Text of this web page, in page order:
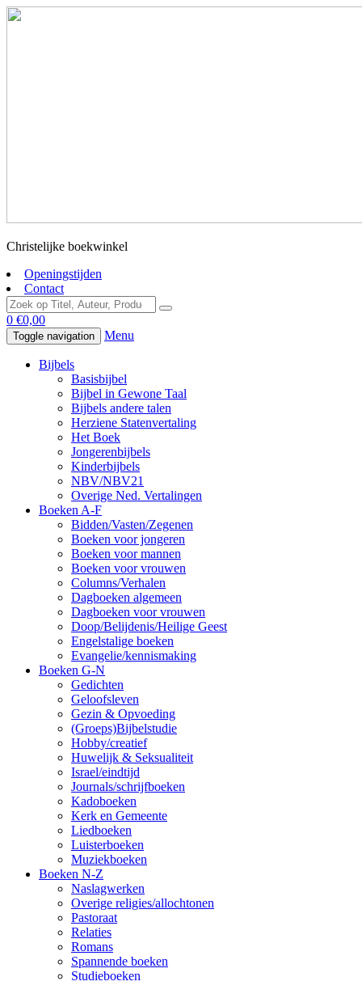
Christelijke boekwinkel
Openingstijden
Contact
0 €0,00
Toggle navigation Menu
Bijbels
Basisbijbel
Bijbel in Gewone Taal
Bijbels andere talen
Herziene Statenvertaling
Het Boek
Jongerenbijbels
Kinderbijbels
NBV/NBV21
Overige Ned. Vertalingen
Boeken A-F
Bidden/Vasten/Zegenen
Boeken voor jongeren
Boeken voor mannen
Boeken voor vrouwen
Columns/Verhalen
Dagboeken algemeen
Dagboeken voor vrouwen
Doop/Belijdenis/Heilige Geest
Engelstalige boeken
Evangelie/kennismaking
Boeken G-N
Gedichten
Geloofsleven
Gezin & Opvoeding
(Groeps)Bijbelstudie
Hobby/creatief
Huwelijk & Seksualiteit
Israel/eindtijd
Journals/schrijfboeken
Kadoboeken
Kerk en Gemeente
Liedboeken
Luisterboeken
Muziekboeken
Boeken N-Z
Naslagwerken
Overige religies/allochtonen
Pastoraat
Relaties
Romans
Spannende boeken
Studieboeken